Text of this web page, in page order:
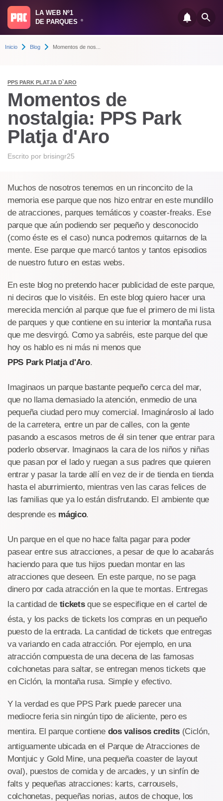
LA WEB Nº1
DE PARQUES
®
Inicio Blog Momentos de nos...
PPS PARK PLATJA D`ARO
Momentos de
nostalgia: PPS Park
Platja d'Aro
Escrito por brisingr25
Muchos de nosotros tenemos en un rinconcito de la
memoria ese parque que nos hizo entrar en este mundillo
de atracciones, parques temáticos y coaster-freaks. Ese
parque que aún podiendo ser pequeño y desconocido
(como éste es el caso) nunca podremos quitarnos de la
mente. Ese parque que marcó tantos y tantos episodios
de nuestro futuro en estas webs.
En este blog no pretendo hacer publicidad de este parque,
ni deciros que lo visitéis. En este blog quiero hacer una
merecida mención al parque que fue el primero de mi lista
de parques y que contiene en su interior la montaña rusa
que me desvirgó. Como ya sabréis, este parque del que
hoy os hablo es ni más ni menos que
PPS Park Platja d'Aro.
Imaginaos un parque bastante pequeño cerca del mar,
que no llama demasiado la atención, enmedio de una
pequeña ciudad pero muy comercial. Imaginároslo al lado
de la carretera, entre un par de calles, con la gente
pasando a escasos metros de él sin tener que entrar para
poderlo observar. Imaginaos la cara de los niños y niñas
que pasan por el lado y ruegan a sus padres que quieren
entrar y pasar la tarde allí en vez de ir de tienda en tienda
hasta el aburrimiento, mientras ven las caras felices de
las familias que ya lo están disfrutando. El ambiente que
desprende es mágico.
Un parque en el que no hace falta pagar para poder
pasear entre sus atracciones, a pesar de que lo acabarás
haciendo para que tus hijos puedan montar en las
atracciones que deseen. En este parque, no se paga
dinero por cada atracción en la que te montas. Entregas
la cantidad de ticketsque se especifique en el cartel de
ésta, y los packs de tickets los compras en un pequeño
puesto de la entrada. La cantidad de tickets que entregas
va variando en cada atracción. Por ejemplo, en una
atracción compuesta de una decena de las famosas
colchonetas para saltar, se entregan menos tickets que
en Ciclón, la montaña rusa. Simple y efectivo.
Y la verdad es que PPS Park puede parecer una
mediocre feria sin ningún tipo de aliciente, pero es
mentira. El parque contiene dos valisos credits(Ciclón,
antiguamente ubicada en el Parque de Atracciones de
Montjuic y Gold Mine, una pequeña coaster de layout
oval), puestos de comida y de arcades, y un sinfín de
falts y pequeñas atracciones: karts, carrousels,
colchonetas, pequeñas norias, autos de choque, los